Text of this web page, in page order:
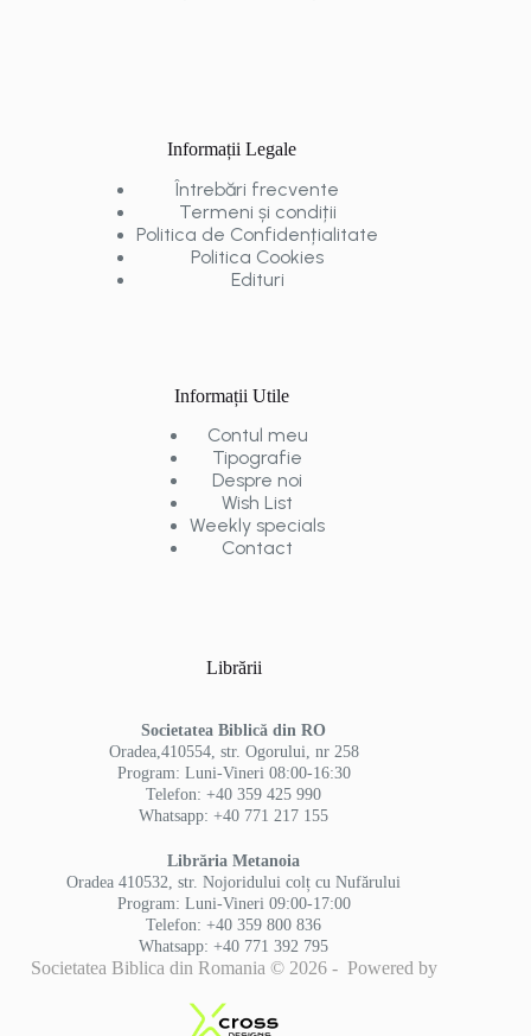
Informații Legale
Întrebări frecvente
Termeni și condiții
Politica de Confidențialitate
Politica Cookies
Edituri
Informații Utile
Contul meu
Tipografie
Despre noi
Wish List
Weekly specials
Contact
Librării
Societatea Biblică din RO
Oradea,410554, str. Ogorului, nr 258
Program: Luni-Vineri 08:00-16:30
Telefon: +40 359 425 990
Whatsapp: +40 771 217 155
Librăria Metanoia
Oradea 410532, str. Nojoridului colț cu Nufărului
Program: Luni-Vineri 09:00-17:00
Telefon: +40 359 800 836
Whatsapp: +40 771 392 795
Societatea Biblica din Romania © 2026 - Powered by